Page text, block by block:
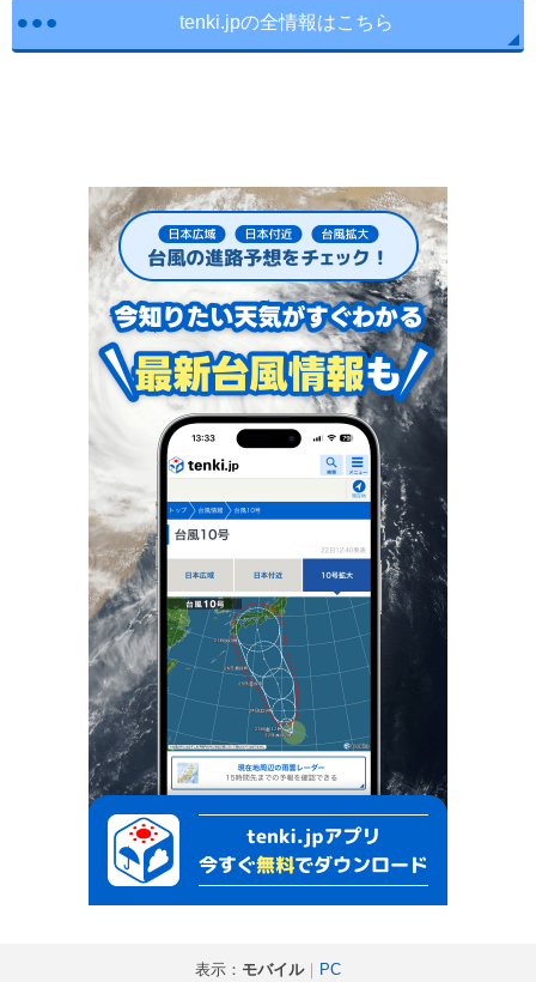
tenki.jpの全情報はこちら
表示： モバイル｜ PC